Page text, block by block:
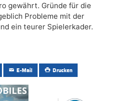
gewährt. Gründe für die
Probleme mit der
ein teurer Spielerkader.
E-Mail Drucken